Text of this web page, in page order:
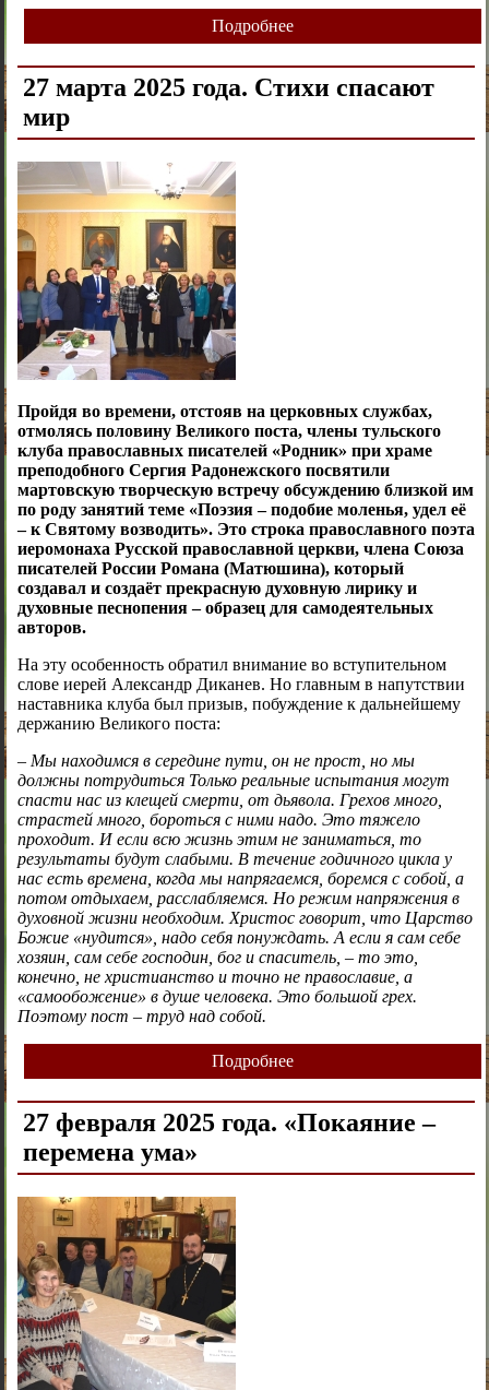
Подробнее
27 марта 2025 года. Стихи спасают
мир
Пройдя во времени, отстояв на церковных службах,
отмолясь половину Великого поста, члены тульского
клуба православных писателей «Родник» при храме
преподобного Сергия Радонежского посвятили
мартовскую творческую встречу обсуждению близкой им
по роду занятий теме «Поэзия – подобие моленья, удел её
– к Святому возводить». Это строка православного поэта
иеромонаха Русской православной церкви, члена Союза
писателей России Романа (Матюшина), который
создавал и создаёт прекрасную духовную лирику и
духовные песнопения – образец для самодеятельных
авторов.
На эту особенность обратил внимание во вступительном
слове иерей Александр Диканев. Но главным в напутствии
наставника клуба был призыв, побуждение к дальнейшему
держанию Великого поста:
–Мы находимся в середине пути, он не прост, но мы
должны потрудиться Только реальные испытания могут
спасти нас из клещей смерти, от дьявола. Грехов много,
страстей много, бороться с ними надо. Это тяжело
проходит. И если всю жизнь этим не заниматься, то
результаты будут слабыми. В течение годичного цикла у
нас есть времена, когда мы напрягаемся, боремся с собой, а
потом отдыхаем, расслабляемся. Но режим напряжения в
духовной жизни необходим. Христос говорит, что Царство
Божие «нудится», надо себя понуждать. А если я сам себе
хозяин, сам себе господин, бог и спаситель, – то это,
конечно, не христианство и точно не православие, а
«самообожение» в душе человека. Это большой грех.
Поэтому пост – труд над собой.
Подробнее
27 февраля 2025 года. «Покаяние –
перемена ума»